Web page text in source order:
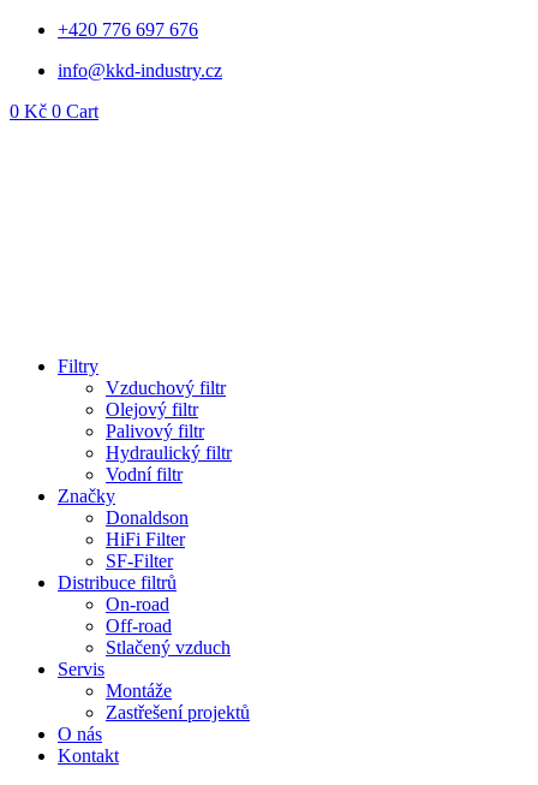
Přejít
obsahu
+420 776 697 676
info@kkd-industry.cz
0 Kč 0 Cart
Filtry
Vzduchový filtr
Olejový filtr
Palivový filtr
Hydraulický filtr
Vodní filtr
Značky
Donaldson
HiFi Filter
SF-Filter
Distribuce filtrů
On-road
Off-road
Stlačený vzduch
Servis
Montáže
Zastřešení projektů
O nás
Kontakt